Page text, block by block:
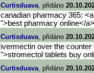
Curtisduava, přidáno
canadian pharmacy 365:
">best pharmacy online</
Curtisduava, přidáno
ivermectin over the
">stromectol tablets buy
Curtisduava, přidáno